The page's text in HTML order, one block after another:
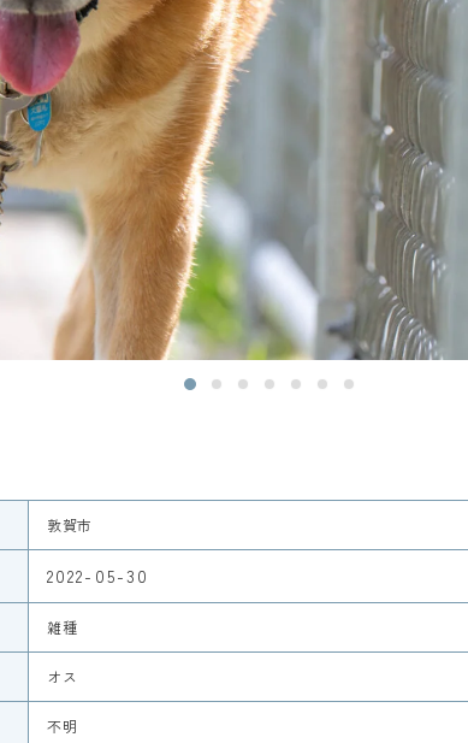
敦賀市
2022-05-30
雑種
オス
不明